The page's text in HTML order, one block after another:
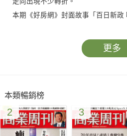
本期《好房網》封面故事「百日新政
吳怡霈，看來甜美隨和，但對於自己
「既然要買屋，我一定要很喜歡，
以。」她回想自己的首購經驗，過程
更多
本類暢銷榜
2 3